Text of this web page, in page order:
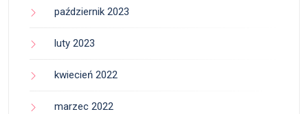
październik 2023
luty 2023
kwiecień 2022
marzec 2022